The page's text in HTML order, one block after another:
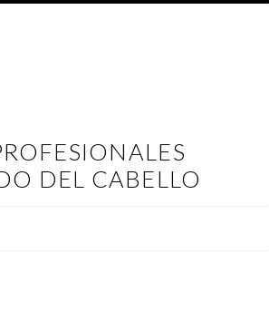
DEL CABELLO